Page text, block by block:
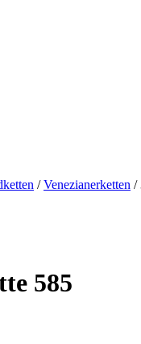
/Venezianerketten /
585